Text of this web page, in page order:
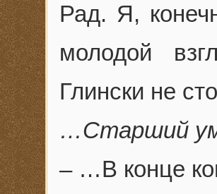
Рад. Я,
молодой
Глински не
…Старший
– …В конце